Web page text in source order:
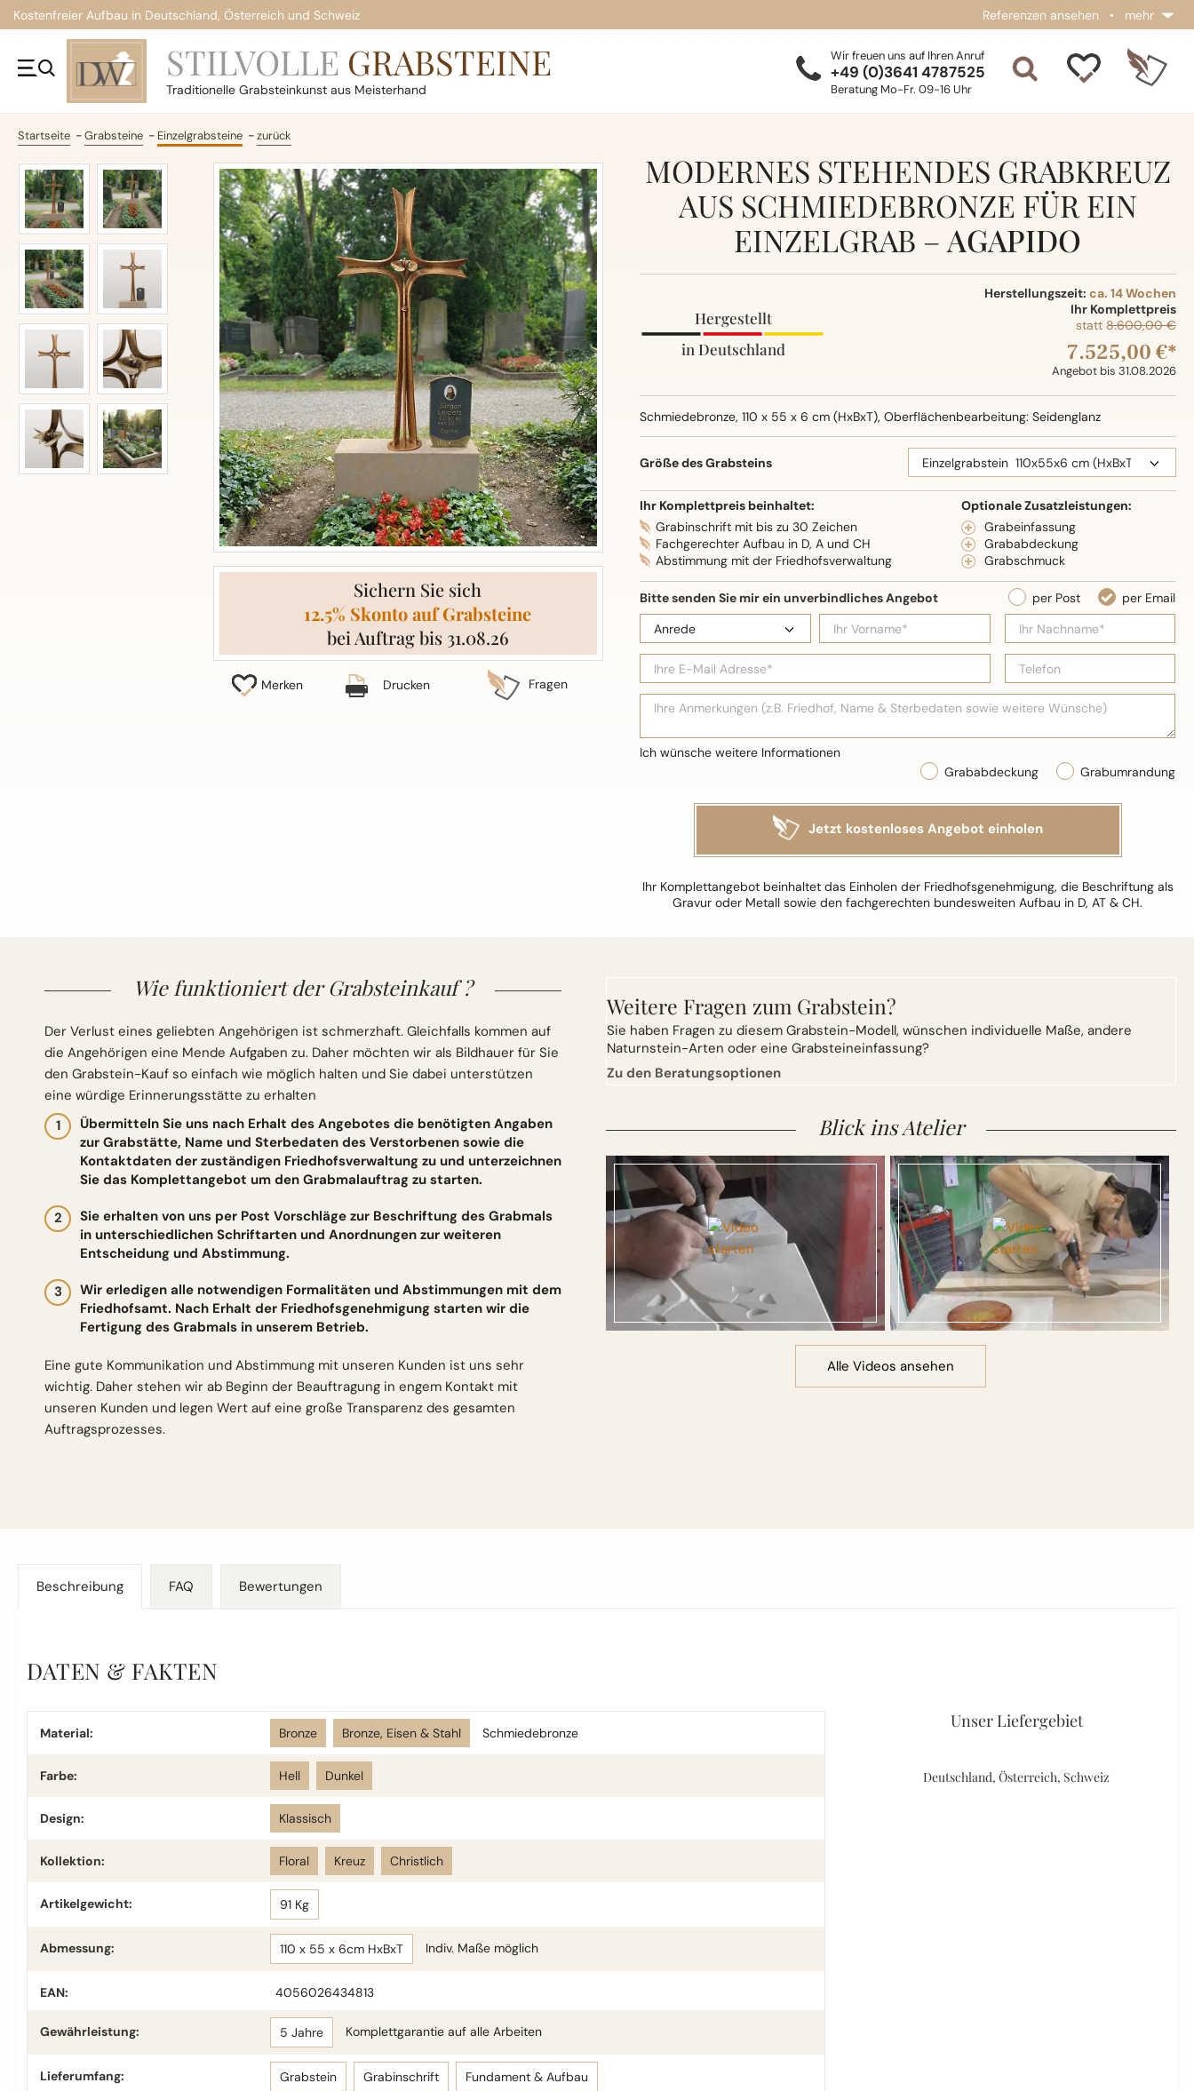
Kostenfreier Aufbau in Deutschland, Österreich und Schweiz Referenzen ansehen • mehr
STILVOLLE GRABSTEINE
Traditionelle Grabsteinkunst aus Meisterhand
Wir freuen uns auf Ihren Anruf
+49 (0)3641 4787525
Beratung Mo-Fr. 09-16 Uhr
Startseite Grabsteine Einzelgrabsteine zurück
Sichern Sie sich
12.5% Skonto auf Grabsteine
bei Auftrag bis 31.08.26
Merken Drucken Fragen
MODERNES STEHENDES GRABKREUZ
AUS SCHMIEDEBRONZE FÜR EIN
EINZELGRAB –AGAPIDO
Hergestellt
in Deutschland
Herstellungszeit: ca. 14 Wochen
Ihr Komplettpreis
statt 8.600,00 €
7.525,00 €*
Angebot bis 31.08.2026
Schmiedebronze, 110 x 55 x 6 cm (HxBxT), Oberflächenbearbeitung: Seidenglanz
Größe des Grabsteins
Ihr Komplettpreis beinhaltet:
Grabinschrift mit bis zu 30 Zeichen
Fachgerechter Aufbau in D, A und CH
Abstimmung mit der Friedhofsverwaltung
Optionale Zusatzleistungen:
Grabeinfassung
Grababdeckung
Grabschmuck
Grabumrandung
Grababdeckung
Ihr Komplettangebot beinhaltet das Einholen der Friedhofsgenehmigung, die Beschriftung als
Gravur oder Metall sowie den fachgerechten bundesweiten Aufbau in D, AT & CH.
Wie funktioniert der Grabsteinkauf ?
Der Verlust eines geliebten Angehörigen ist schmerzhaft. Gleichfalls kommen auf
die Angehörigen eine Mende Aufgaben zu. Daher möchten wir als Bildhauer für Sie
den Grabstein-Kauf so einfach wie möglich halten und Sie dabei unterstützen
eine würdige Erinnerungsstätte zu erhalten
Übermitteln Sie uns nach Erhalt des Angebotes die benötigten Angaben
zur Grabstätte, Name und Sterbedaten des Verstorbenen sowie die
Kontaktdaten der zuständigen Friedhofsverwaltung zu und unterzeichnen
Sie das Komplettangebot um den Grabmalauftrag zu starten.
Sie erhalten von uns per Post Vorschläge zur Beschriftung des Grabmals
in unterschiedlichen Schriftarten und Anordnungen zur weiteren
Entscheidung und Abstimmung.
Wir erledigen alle notwendigen Formalitäten und Abstimmungen mit dem
Friedhofsamt. Nach Erhalt der Friedhofsgenehmigung starten wir die
Fertigung des Grabmals in unserem Betrieb.
Eine gute Kommunikation und Abstimmung mit unseren Kunden ist uns sehr
wichtig. Daher stehen wir ab Beginn der Beauftragung in engem Kontakt mit
unseren Kunden und legen Wert auf eine große Transparenz des gesamten
Auftragsprozesses.
Weitere Fragen zum Grabstein?
Sie haben Fragen zu diesem Grabstein-Modell, wünschen individuelle Maße, andere
Naturnstein-Arten oder eine Grabsteineinfassung?
Zu den Beratungsoptionen
Blick ins Atelier
Alle Videos ansehen
Beschreibung
DATEN & FAKTEN
Material: Bronze Bronze, Eisen & Stahl Schmiedebronze
Farbe: Hell Dunkel
Design: Klassisch
Kollektion: Floral Kreuz Christlich
Artikelgewicht: 91 Kg
Abmessung: 110 x 55 x 6cm HxBxT Indiv. Maße möglich
EAN: 4056026434813
Gewährleistung: 5 Jahre Komplettgarantie auf alle Arbeiten
Lieferumfang: Grabstein Grabinschrift Fundament & Aufbau
Unser Liefergebiet
Deutschland, Österreich, Schweiz
FAQ Bewertungen